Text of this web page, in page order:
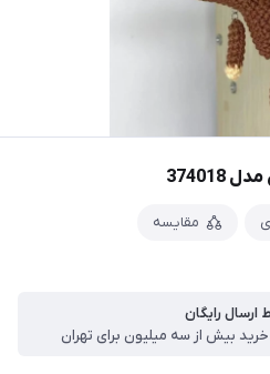
مقایسه
ارسال رایگان
خرید بیش از سه میلیون برای تهران